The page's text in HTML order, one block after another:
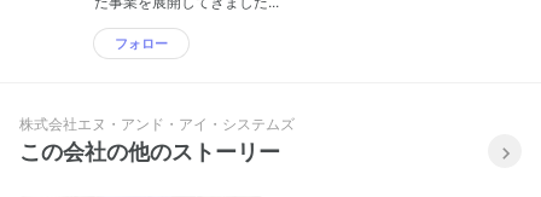
修、ホスピタリティやビジネスマナーを
学ぶITセクレタリィ®研修などを、リア
ル/オンラインで実施しています。自身の
フォロー
株式会社エヌ・アンド・アイ・システムズ
この会社の他のストーリー